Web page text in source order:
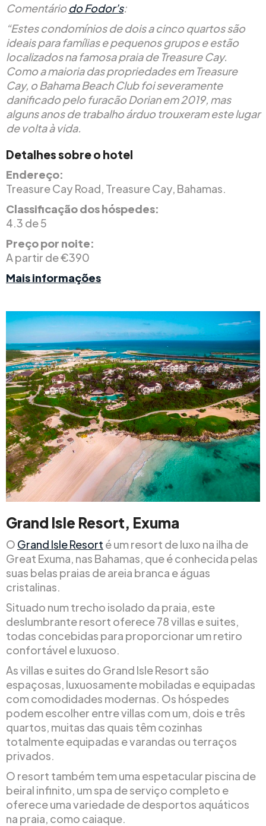
Comentáriodo Fodor’s:
“Estes condomínios de dois a cinco quartos são
ideais para famílias e pequenos grupos e estão
localizados na famosa praia de Treasure Cay.
Como a maioria das propriedades em Treasure
Cay, o Bahama Beach Club foi severamente
danificado pelo furacão Dorian em 2019, mas
alguns anos de trabalho árduo trouxeram este lugar
de volta à vida.
Detalhes sobre o hotel
Endereço:
Treasure Cay Road, Treasure Cay, Bahamas.
Classificação dos hóspedes:
4.3 de 5
Preço por noite:
A partir de €390
Mais informações
Grand Isle Resort, Exuma
O Grand Isle Resort é um resort de luxo na ilha de
Great Exuma, nas Bahamas, que é conhecida pelas
suas belas praias de areia branca e águas
cristalinas.
Situado num trecho isolado da praia, este
deslumbrante resort oferece 78 villas e suites,
todas concebidas para proporcionar um retiro
confortável e luxuoso.
As villas e suites do Grand Isle Resort são
espaçosas, luxuosamente mobiladas e equipadas
com comodidades modernas. Os hóspedes
podem escolher entre villas com um, dois e três
quartos, muitas das quais têm cozinhas
totalmente equipadas e varandas ou terraços
privados.
O resort também tem uma espetacular piscina de
beiral infinito, um spa de serviço completo e
oferece uma variedade de desportos aquáticos
na praia, como caiaque.